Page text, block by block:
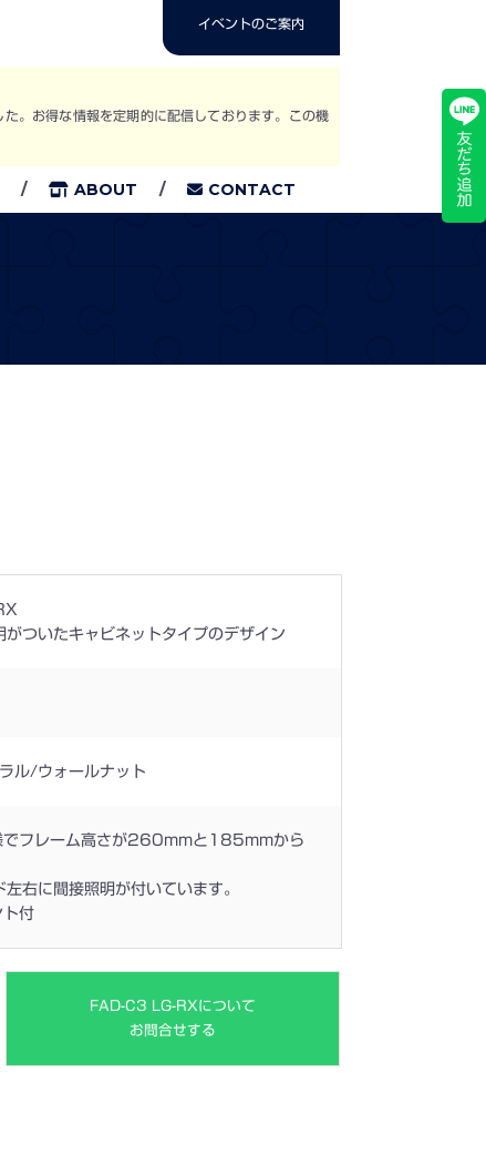
イベントのご案内
。お得な情報を定期的に配信しております。この機
ABOUT CONTACT
がついたキャビネットタイプのデザイン
ル/ウォールナット
でフレーム高さが260mmと185mmから
右に間接照明が付いています。
付
FAD-C3 LG-RXについて
お問合せする